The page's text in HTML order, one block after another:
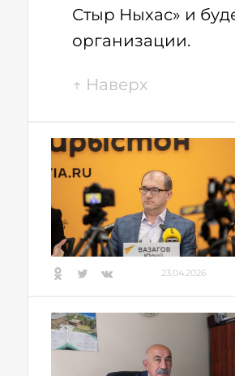
Стыр Ныхас» и
организации.
↑ Наверх
23.04.2026